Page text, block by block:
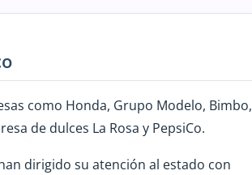
como Honda, Grupo Modelo, Bimbo,
de dulces La Rosa y PepsiCo.
dirigido su atención al estado con